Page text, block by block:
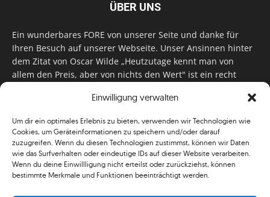
Einwilligung verwalten
Um dir ein optimales Erlebnis zu bieten, verwenden wir Technologien wie
Cookies, um Geräteinformationen zu speichern und/oder darauf
zuzugreifen. Wenn du diesen Technologien zustimmst, können wir Daten
wie das Surfverhalten oder eindeutige IDs auf dieser Website verarbeiten.
Wenn du deine Einwillligung nicht erteilst oder zurückziehst, können
bestimmte Merkmale und Funktionen beeinträchtigt werden.
ÜBER UNS
Ein wunderbares FORE von unserer Seite und danke für
Ihren Besuch auf unserer Webseite. Unser Ansinnen hinter
dem Zitat von Oscar Wilde „Heutzutage kennt man von
allem den Preis, aber von nichts den Wert" ist ein recht
für Monat unser Bestes, um Sie mit außergewöhnlichen
zu versorgen. Im Magazin, auf unserer Website & auf
unseren Social Media Plattformen! Das verdient im
klassischen Wortsinn nicht nur Anerkennung!